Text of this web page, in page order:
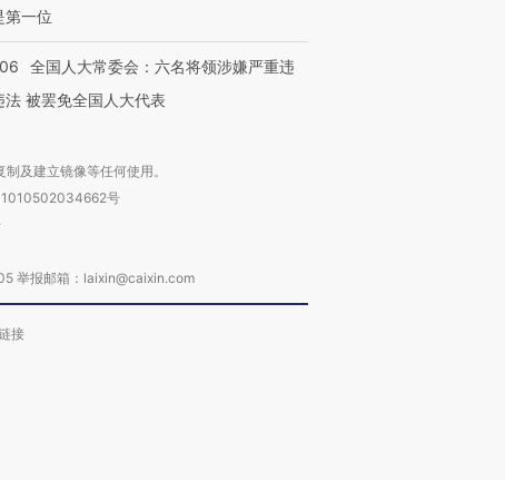
第一位
全国人大常委会：六名将领涉嫌严重违
法 被罢免全国人大代表
及建立镜像等任何使用。
号
举报邮箱：laixin@caixin.com
接